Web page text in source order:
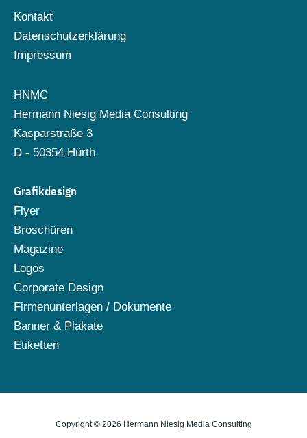
Kontakt
Datenschutzerklärung
Impressum
HNMC
Hermann Niesig Media Consulting
Kasparstraße 3
D - 50354 Hürth
Grafikdesign
Flyer
Broschüren
Magazine
Logos
Corporate Design
Firmenunterlagen / Dokumente
Banner & Plakate
Etiketten
Copyright © 2026 Hermann Niesig Media Consulting